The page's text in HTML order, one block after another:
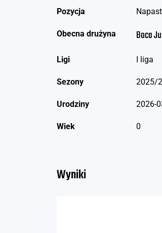
Pozycja
Obecna drużyna Boca
Ligi I liga
Sezony 2025/
Urodziny 2026-
Wiek 0
Wyniki